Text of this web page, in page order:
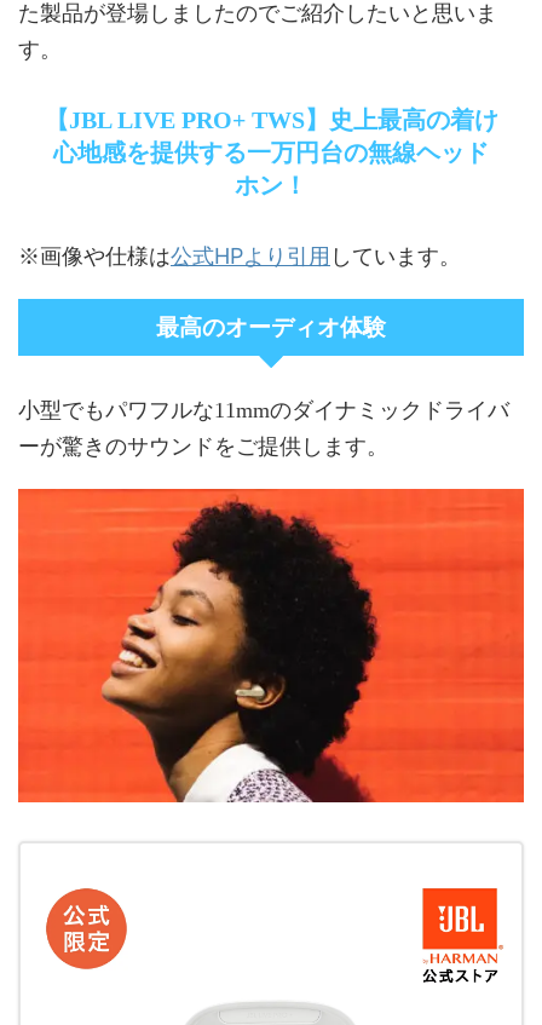
た製品が登場しましたのでご紹介したいと思いま
す。
【JBL LIVE PRO+ TWS】史上最高の着け
心地感を提供する一万円台の無線ヘッド
ホン！
※画像や仕様は公式HPより引用 しています。
最高のオーディオ体験
小型でもパワフルな11mmのダイナミックドライバ
ーが驚きのサウンドをご提供します。